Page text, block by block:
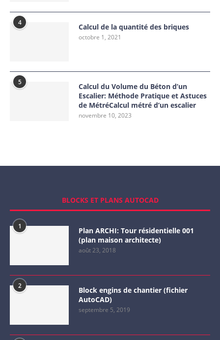
4 Calcul de la quantité des briques
octobre 1, 2021
5
Calcul du Volume du Béton d’un
Escalier: Méthode Pratique et Astuces
de MétréCalcul métré d’un escalier
novembre 10, 2023
BLOCKS ET PLANS AUTOCAD
1
Plan ARCHI: Tour résidentielle 001
(plan maison architecte)
août 23, 2018
2
Block engins de chantier (fichier
AutoCAD)
septembre 5, 2019